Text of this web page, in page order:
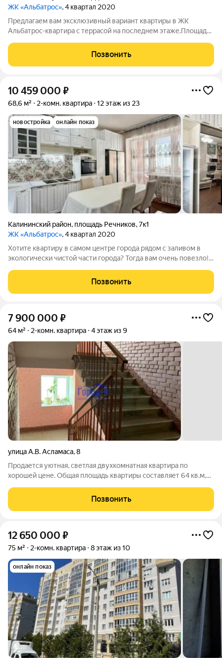
ЖК «Альбатрос», 4 квартал 2020
Предлагаем вам эксклюзивный вариант квартиры в ЖК
Альбатрос-квартира с террасой на последнем этаже.Площадь
это документально в собственности квартиры. Площадь
квартиры с коэффициентами 95,8
Позвонить
10 459 000 ₽
68,6 м² 2-комн. квартира 12 этаж из 23
новостройка онлайн показ
Калининский район, площадь Речников,7к1
ЖК «Альбатрос», 4 квартал 2020
Хотите квартиру в самом центре города рядом с заливом в
экологически чистой части города? Тогда вам очень повезло!!!
Речников 7к1 города Чебоксары на 12 этаже 24 этажного
монолитно-кирпичного дома
Позвонить
7 900 000 ₽
64 м² 2-комн. квартира 4 этаж из 9
улица А.В. Асламаса,8
Продается уютная, светлая двухкомнатная квартира по
хорошей цене. Общая площадь квартиры составляет 64 кв.м,
семьи. Квартира расположена на 4-м этаже, окна выходят как
на улицу, так и во двор, что
Позвонить
12 650 000 ₽
75 м² 2-комн. квартира 8 этаж из 10
онлайн показ